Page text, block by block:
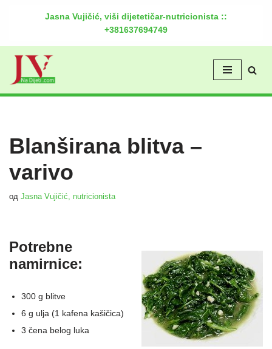
Jasna Vujičić, viši dijetetičar-nutricionista ::
+381637694749
Blanširana blitva –
varivo
од Jasna Vujičić, nutricionista
Potrebne
namirnice:
300 g blitve
6 g ulja (1 kafena kašičica)
3 čena belog luka